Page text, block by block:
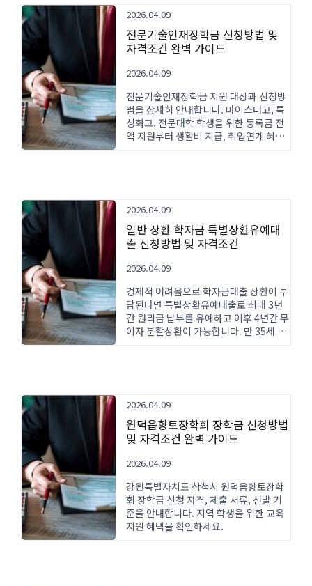
2026.04.09
전문기술인재장학금 신청방법 및
자격조건 완벽 가이드
2026.04.09
전문기술인재장학금 지원 대상과 신청방
법을 상세히 안내합니다. 마이스터고, 특
성화고, 전문대학 학생을 위한 등록금 전
액 지원부터 생활비 지급, 취업연계 혜택
2026.04.09
일반 상환 학자금 특별상환유예대
출 신청방법 및 자격조건
2026.04.09
경제적 어려움으로 학자금대출 상환이 부
담된다면 특별상환유예대출로 최대 3년
간 원리금 납부를 유예하고 이후 4년간 무
이자 분할상환이 가능합니다. 만 35세 이
2026.04.09
원덕읍향토장학회 장학금 신청방법
및 자격조건 완벽 가이드
2026.04.09
강원특별자치도 삼척시 원덕읍향토장학
회 장학금 신청 자격, 제출 서류, 선발 기
준을 안내합니다. 지역 학생을 위한 교육
지원 혜택을 확인하세요.